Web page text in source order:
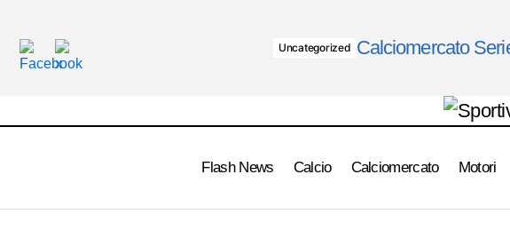
Uncategorized Calciomercato
Flash News Calcio Calciomercato Motori